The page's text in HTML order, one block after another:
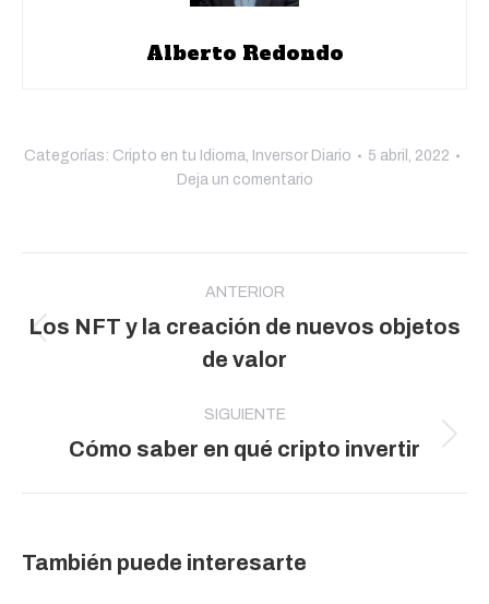
Alberto Redondo
Categorías: Cripto en tu Idioma Inversor Diario
5 abril, 2022
Deja un comentario
publicaciones
ANTERIOR
Publicación
anterior:
Los NFT y la creación de nuevos objetos
de valor
SIGUIENTE
Publicación
Cómo saber en qué cripto invertir
También puede interesarte